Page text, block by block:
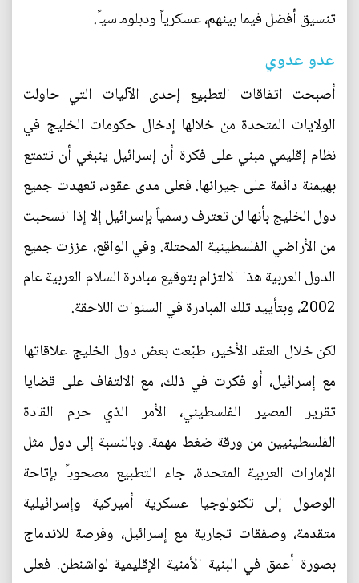
تنسيق أفضل فيما بينهم، عسكرياً ودبلوماسياً.
عدو عدوي
أصبحت اتفاقات التطبيع إحدى الآليات التي حاولت
الولايات المتحدة من خلالها إدخال حكومات الخليج في
نظام إقليمي مبني على فكرة أن إسرائيل ينبغي أن تتمتع
بهيمنة دائمة على جيرانها. فعلى مدى عقود، تعهدت جميع
دول الخليج بأنها لن تعترف رسمياً بإسرائيل إلا إذا انسحبت
من الأراضي الفلسطينية المحتلة. وفي الواقع، عززت جميع
الدول العربية هذا الالتزام بتوقيع مبادرة السلام العربية عام
2002، وبتأييد تلك المبادرة في السنوات اللاحقة.
لكن خلال العقد الأخير، طبّعت بعض دول الخليج علاقاتها
مع إسرائيل، أو فكرت في ذلك، مع الالتفاف على قضايا
تقرير المصير الفلسطيني، الأمر الذي حرم القادة
الفلسطينيين من ورقة ضغط مهمة. وبالنسبة إلى دول مثل
الإمارات العربية المتحدة، جاء التطبيع مصحوباً بإتاحة
الوصول إلى تكنولوجيا عسكرية أميركية وإسرائيلية
متقدمة، وصفقات تجارية مع إسرائيل، وفرصة للاندماج
بصورة أعمق في البنية الأمنية الإقليمية لواشنطن. فعلى